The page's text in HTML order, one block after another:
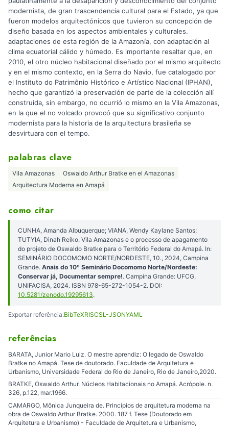
modernista, de gran trascendencia cultural para el Estado, ya que
fueron modelos arquitectónicos que tuvieron su concepción de
diseño basada en los aspectos ambientales y culturales.
adaptaciones de esta región de la Amazonía, con adaptación al
clima ecuatorial cálido y húmedo. Es importante resaltar que, en
2010, el otro núcleo habitacional diseñado por el mismo arquitecto
y en el mismo contexto, en la Serra do Navio, fue catalogado por
el Instituto do Patrimônio Histórico e Artístico Nacional (IPHAN),
hecho que garantizó la preservación de parte de la colección allí
construida, sin embargo, no ocurrió lo mismo en la Vila Amazonas,
en la que el no volcado provocó que su significativo conjunto
modernista para la historia de la arquitectura brasileña se
desvirtuara con el tempo.
palabras clave
Vila Amazonas
Oswaldo Arthur Bratke en el Amazonas
Arquitectura Moderna en Amapá
como citar
CUNHA, Amanda Albuquerque; VIANA, Wendy Kaylane Santos;
TUTYIA, Dinah Reiko. Vila Amazonas e o processo de apagamento
do projeto de Oswaldo Bratke para o Território Federal do Amapá. In:
SEMINÁRIO DOCOMOMO NORTE/NORDESTE, 10., 2024, Campina
Grande. Anais do 10º Seminário Docomomo Norte/Nordeste:
Conservar já, Documentar sempre!. Campina Grande: UFCG,
UNIFACISA, 2024. ISBN 978-65-272-1054-2. DOI:
10.5281/zenodo.19295613.
Exportar referência:BibTeXRISCSL-JSONYAML
referências
BARATA, Junior Mario Luiz. O mestre aprendiz: O legado de Oswaldo
Bratke no Amapá. Tese de doutorado. Faculdade de Arquitetura e
Urbanismo, Universidade Federal do Rio de Janeiro, Rio de Janeiro,2020.
BRATKE, Oswaldo Arthur. Núcleos Habitacionais no Amapá. Acrópole. n.
326, p.122, mar.1966.
CAMARGO, Mônica Junqueira de. Princípios de arquitetura moderna na
obra de Oswaldo Arthur Bratke. 2000. 187 f. Tese (Doutorado em
Arquitetura e Urbanismo) - Faculdade de Arquitetura e Urbanismo,